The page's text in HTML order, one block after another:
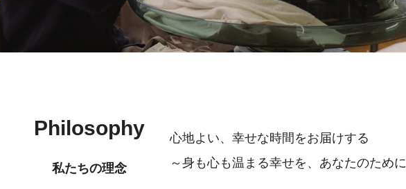
Philosophy
私たちの理念
心地よい、幸せな時間をお届けする
～身も心も温まる幸せを、あなたのため